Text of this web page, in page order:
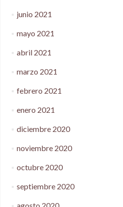
junio 2021
mayo 2021
abril 2021
marzo 2021
febrero 2021
enero 2021
diciembre 2020
noviembre 2020
octubre 2020
septiembre 2020